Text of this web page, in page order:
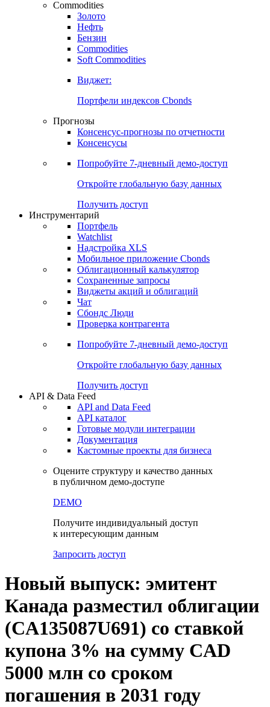
Commodities
Золото
Нефть
Бензин
Commodities
Soft Commodities
Виджет:
Портфели индексов Cbonds
Прогнозы
Консенсус-прогнозы по отчетности
Консенсусы
Попробуйте 7-дневный демо-доступ
Откройте глобальную базу данных
Получить доступ
Инструментарий
Портфель
Watchlist
Надстройка XLS
Мобильное приложение Cbonds
Облигационный калькулятор
Сохраненные запросы
Виджеты акций и облигаций
Чат
Сбондс Люди
Проверка контрагента
Попробуйте 7-дневный демо-доступ
Откройте глобальную базу данных
Получить доступ
API & Data Feed
API and Data Feed
API каталог
Готовые модули интеграции
Документация
Кастомные проекты для бизнеса
Оцените структуру и качество данных
в публичном демо-доступе
DEMO
Получите индивидуальный доступ
к интересующим данным
Запросить доступ
Новый выпуск: эмитент
Канада разместил облигации
(CA135087U691) со ставкой
купона 3% на сумму CAD
5000 млн со сроком
погашения в 2031 году